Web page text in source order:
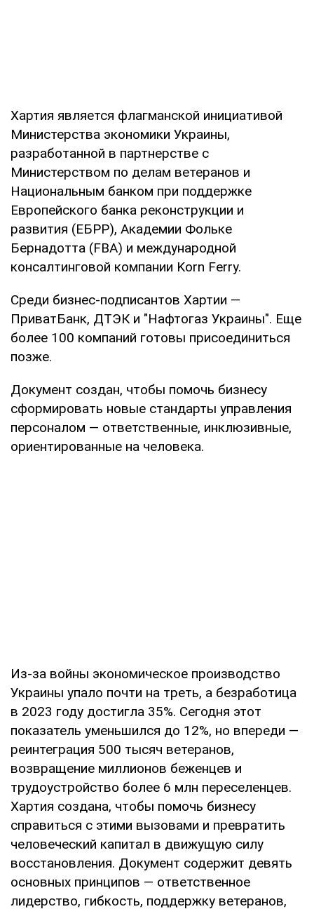
Хартия является флагманской инициативой
Министерства экономики Украины,
разработанной в партнерстве с
Министерством по делам ветеранов и
Национальным банком при поддержке
Европейского банка реконструкции и
развития (ЕБРР), Академии Фольке
Бернадотта (FBA) и международной
консалтинговой компании Korn Ferry.
Среди бизнес-подписантов Хартии —
ПриватБанк, ДТЭК и "Нафтогаз Украины". Еще
более 100 компаний готовы присоединиться
позже.
Документ создан, чтобы помочь бизнесу
сформировать новые стандарты управления
персоналом — ответственные, инклюзивные,
ориентированные на человека.
Из-за войны экономическое производство
Украины упало почти на треть, а безработица
в 2023 году достигла 35%. Сегодня этот
показатель уменьшился до 12%, но впереди —
реинтеграция 500 тысяч ветеранов,
возвращение миллионов беженцев и
трудоустройство более 6 млн переселенцев.
Хартия создана, чтобы помочь бизнесу
справиться с этими вызовами и превратить
человеческий капитал в движущую силу
восстановления. Документ содержит девять
основных принципов — ответственное
лидерство, гибкость, поддержку ветеранов,